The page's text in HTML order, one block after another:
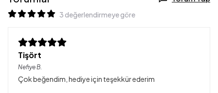
3 değerlendirmeye göre
Tişört
NefiyeB.
Çok beğendim, hediye için teşekkür ederim